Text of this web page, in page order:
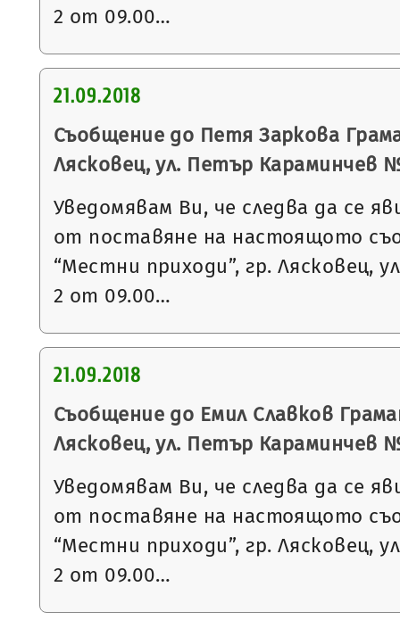
2 от 09.00…
21.09.2018
Съобщение до Петя Заркова
Лясковец, ул. Петър Караминчев
Уведомявам Ви, че следва да се
от поставяне на настоящото
“Местни приходи”, гр. Лясковец,
2 от 09.00…
21.09.2018
Съобщение до Емил Славков
Лясковец, ул. Петър Караминчев
Уведомявам Ви, че следва да се
от поставяне на настоящото
“Местни приходи”, гр. Лясковец,
2 от 09.00…